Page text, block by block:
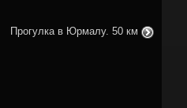
Прогулка в Юрмалу. 50 км